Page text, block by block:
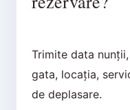
Trimite data
gata, locația,
de deplasare.